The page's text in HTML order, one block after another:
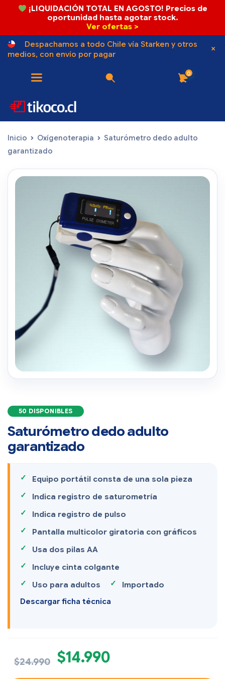
¡LIQUIDACIÓN TOTAL EN AGOSTO! Precios de
oportunidad hasta agotar stock.
Ver ofertas >
Despachamos a todo Chile vía Starken y otros
medios, con envío por pagar
0
Inicio Oxígenoterapia
Saturómetro dedo adulto
garantizado
50 DISPONIBLES
Saturómetro dedo adulto
garantizado
Equipo portátil consta de una sola pieza
Indica registro de saturometría
Indica registro de pulso
Pantalla multicolor giratoria con gráficos
Usa dos pilas AA
Incluye cinta colgante
Uso para adultos
Importado
Descargar ficha técnica
$24.990 $14.990